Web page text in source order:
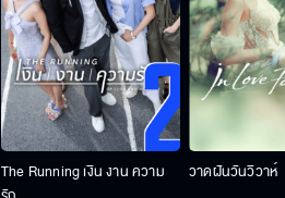
The Running เงิน งาน ความ
วาดฝันวันวิวาห์